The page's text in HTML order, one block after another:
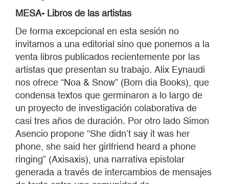
MESA- Libros de las artistas
De forma excepcional en esta sesión no
invitamos a una editorial sino que ponemos a la
venta libros publicados recientemente por las
artistas que presentan su trabajo. Alix Eynaudi
nos ofrece “Noa & Snow” (Bom dia Books), que
condensa textos que germinaron a lo largo de
un proyecto de investigación colaborativa de
casi tres años de duración. Por otro lado Simon
Asencio propone “She didn’t say it was her
phone, she said her girlfriend heard a phone
ringing” (Axisaxis), una narrativa epistolar
generada a través de intercambios de mensajes